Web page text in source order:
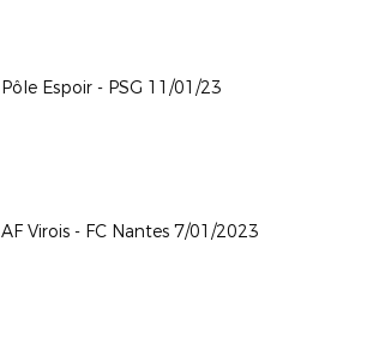
Pôle Espoir - PSG 11/01/23
AF Virois - FC Nantes 7/01/2023